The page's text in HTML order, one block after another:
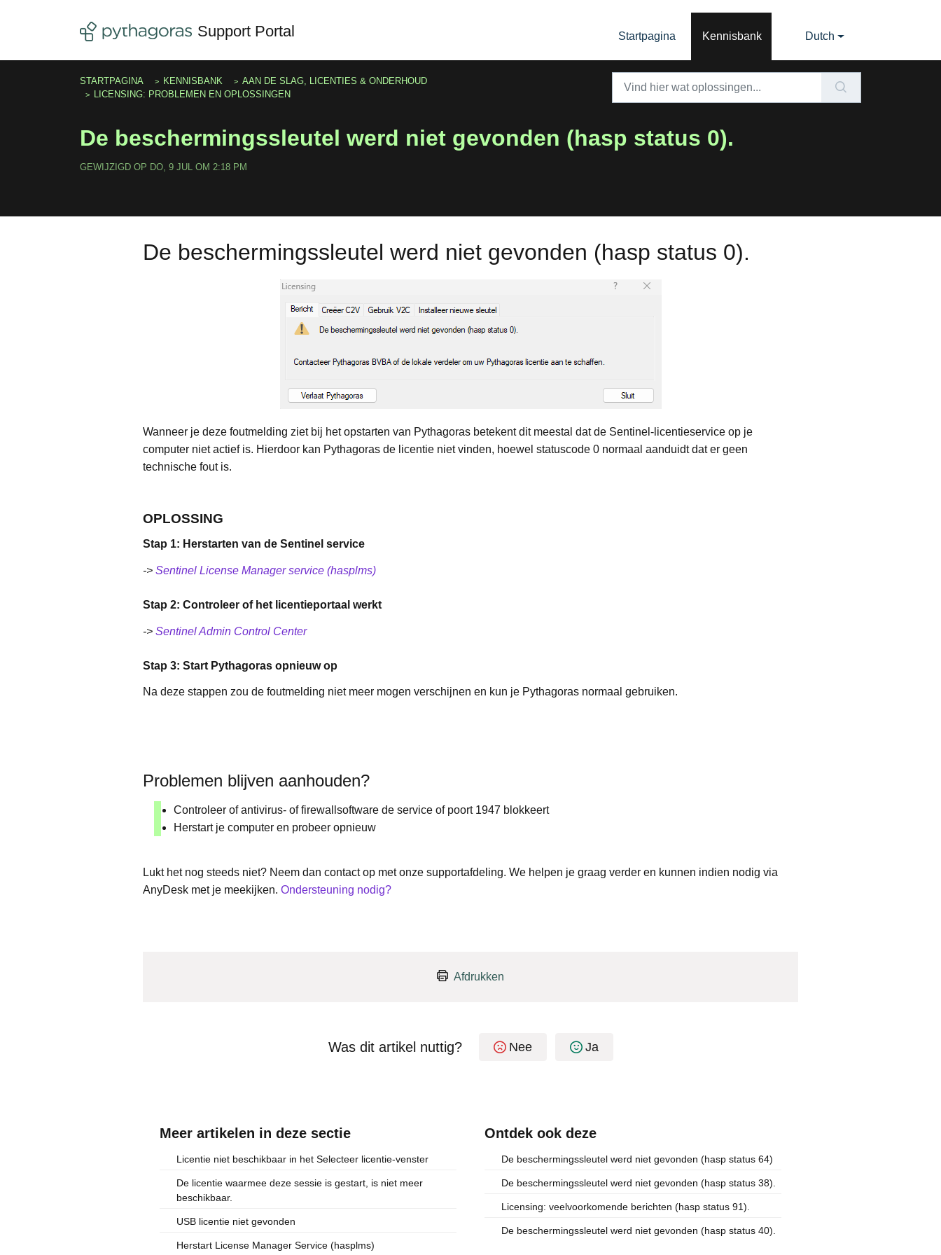
Support Portal Startpagina Kennisbank Dutch
STARTPAGINA KENNISBANK
AAN DE SLAG, LICENTIES & ONDERHOUD
LICENSING: PROBLEMEN EN OPLOSSINGEN
De beschermingssleutel werd niet gevonden (hasp status 0).
GEWIJZIGD OP DO, 9 JUL OM 2:18 PM
De beschermingssleutel werd niet gevonden (hasp status 0).
Wanneer je deze foutmelding ziet bij het opstarten van Pythagoras betekent dit meestal dat de Sentinel-licentieservice op je
computer niet actief is. Hierdoor kan Pythagoras de licentie niet vinden, hoewel statuscode 0 normaal aanduidt dat er geen
technische fout is.
OPLOSSING
Stap 1: Herstarten van de Sentinel service
-> Sentinel License Manager service (hasplms)
Stap 2: Controleer of het licentieportaal werkt
-> Sentinel Admin Control Center
Stap 3: Start Pythagoras opnieuw op
Na deze stappen zou de foutmelding niet meer mogen verschijnen en kun je Pythagoras normaal gebruiken.
Problemen blijven aanhouden?
Controleer of antivirus- of firewallsoftware de service of poort 1947 blokkeert
Herstart je computer en probeer opnieuw
Lukt het nog steeds niet? Neem dan contact op met onze supportafdeling. We helpen je graag verder en kunnen indien nodig via
AnyDesk met je meekijken. Ondersteuning nodig?
Afdrukken
Was dit artikel nuttig? Nee Ja
Meer artikelen in deze sectie
Licentie niet beschikbaar in het Selecteer licentie-venster
De licentie waarmee deze sessie is gestart, is niet meer
beschikbaar.
USB licentie niet gevonden
Herstart License Manager Service (hasplms)
Ontdek ook deze
De beschermingssleutel werd niet gevonden (hasp status 64)
De beschermingssleutel werd niet gevonden (hasp status 38).
Licensing: veelvoorkomende berichten (hasp status 91).
De beschermingssleutel werd niet gevonden (hasp status 40).